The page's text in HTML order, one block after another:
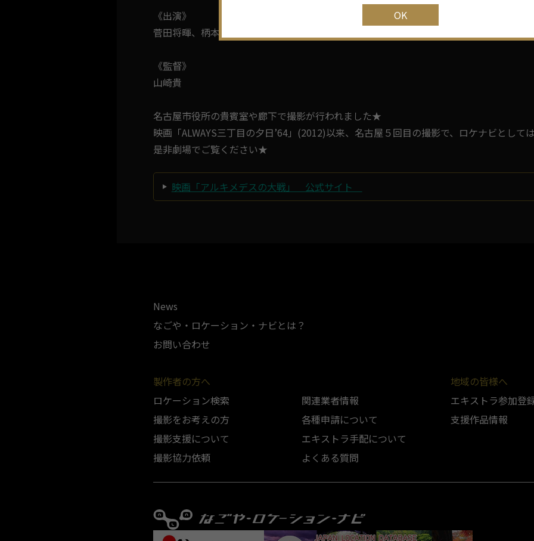
《出演》
菅田将暉、柄本佑、浜辺美波 ほか
《監督》
山崎貴
名古屋市役所の貴賓室や廊下で撮影が行われました★
映画「ALWAYS三丁目の夕日’64」(2012)以来、名古屋５回目の撮影で、ロケナビとし
是非劇場でご覧ください★
映画「アルキメデスの大戦」 公式サイト
News
なごや・ロケーション・ナビとは？
お問い合わせ
製作者の方へ
ロケーション検索
関連業者情報
撮影をお考えの方
各種申請について
撮影支援について
エキストラ手配について
撮影協力依頼
よくある質問
地域の皆様へ
エキストラ参加登
支援作品情報
OK